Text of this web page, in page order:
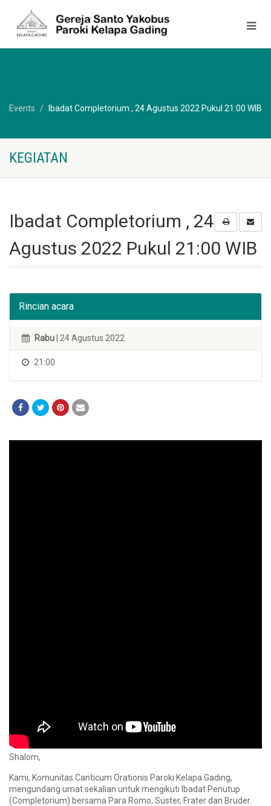
Events Ibadat Completorium , 24 Agustus 2022 Pukul 21:00 WIB
KEGIATAN
Ibadat Completorium , 24
Agustus 2022 Pukul 21:00 WIB
Rincian acara
Rabu | 24 Agustus 2022
21:00
Shalom,
Kami, Komunitas Canticum Orationis Paroki Kelapa Gading,
mengundang umat sekalian untuk mengikuti Ibadat Penutup
(Completorium) bersama Para Romo, Suster, Frater dan Bruder.